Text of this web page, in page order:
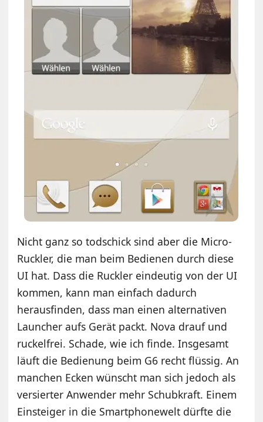
Nicht ganz so todschick sind aber die Micro-
Ruckler, die man beim Bedienen durch diese
UI hat. Dass die Ruckler eindeutig von der UI
kommen, kann man einfach dadurch
herausfinden, dass man einen alternativen
Launcher aufs Gerät packt. Nova drauf und
ruckelfrei. Schade, wie ich finde. Insgesamt
läuft die Bedienung beim G6 recht flüssig. An
manchen Ecken wünscht man sich jedoch als
versierter Anwender mehr Schubkraft. Einem
Einsteiger in die Smartphonewelt dürfte die